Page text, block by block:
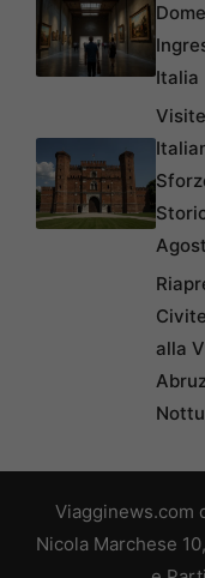
Italia
alla
Viagginews.com
Nicola Marchese